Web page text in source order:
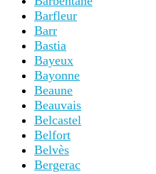
Barfleur
Barr
Bastia
Bayeux
Bayonne
Beaune
Beauvais
Belcastel
Belfort
Belvès
Bergerac